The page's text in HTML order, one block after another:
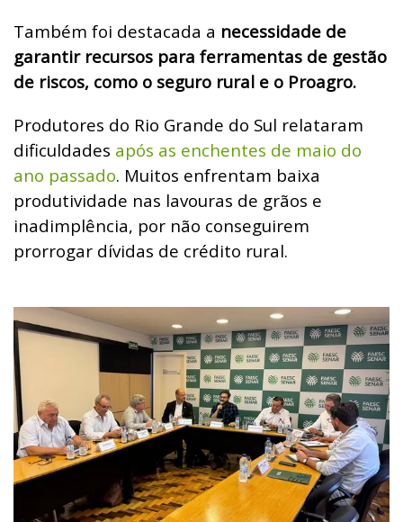
Também foi destacada a necessidade de
garantir recursos para ferramentas de gestão
de riscos, como o seguro rural e o Proagro.
Produtores do Rio Grande do Sul relataram
dificuldades após as enchentes de maio do
ano passado. Muitos enfrentam baixa
produtividade nas lavouras de grãos e
inadimplência, por não conseguirem
prorrogar dívidas de crédito rural.